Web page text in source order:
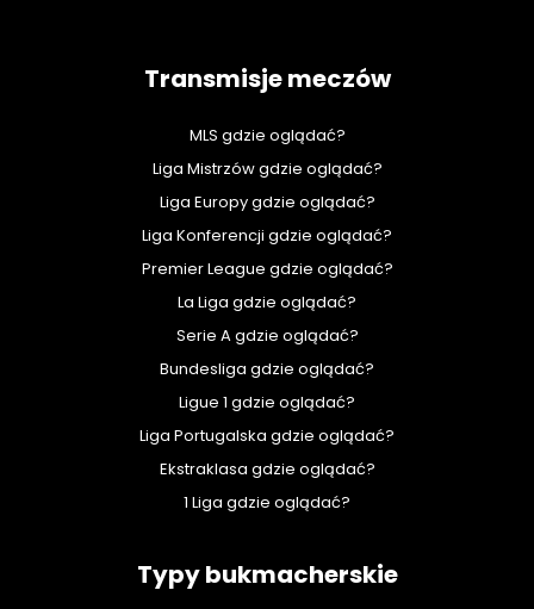
Transmisje meczów
MLS gdzie oglądać?
Liga Mistrzów gdzie oglądać?
Liga Europy gdzie oglądać?
Liga Konferencji gdzie oglądać?
Premier League gdzie oglądać?
La Liga gdzie oglądać?
Serie A gdzie oglądać?
Bundesliga gdzie oglądać?
Ligue 1 gdzie oglądać?
Liga Portugalska gdzie oglądać?
Ekstraklasa gdzie oglądać?
1 Liga gdzie oglądać?
Typy bukmacherskie